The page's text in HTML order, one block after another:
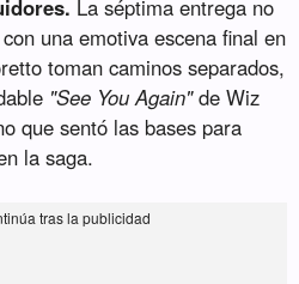
La séptima entrega no
una emotiva escena final en
toman caminos separados,
"See You Again"de Wiz
que sentó las bases para
la saga.